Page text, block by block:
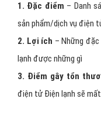
1. Đặc điểm – Danh
sản phẩm/dịch vụ điện
2. Lợi ích – Những
lạnh được những gì
3. Điểm gây tổn
điện tử Điện lạnh sẽ